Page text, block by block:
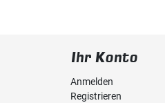
Ihr Konto
Anmelden
Registrieren